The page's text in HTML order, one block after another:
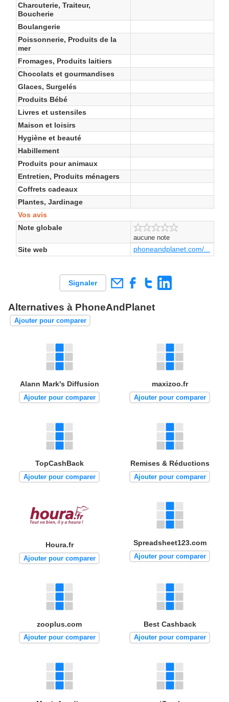
Charcuterie, Traiteur,
Boucherie
Boulangerie
Poissonnerie, Produits de la
mer
Fromages, Produits laitiers
Chocolats et gourmandises
Glaces, Surgelés
Produits Bébé
Livres et ustensiles
Maison et loisirs
Hygiène et beauté
Habillement
Produits pour animaux
Entretien, Produits ménagers
Coffrets cadeaux
Plantes, Jardinage
Vos avis
Note globale
aucune note
Site web phoneandplanet.com/...
Signaler
Alternatives à PhoneAndPlanet
Ajouter pour comparer
Alann Mark's Diffusion
Ajouter pour comparer
maxizoo.fr
Ajouter pour comparer
TopCashBack
Ajouter pour comparer
Remises & Réductions
Ajouter pour comparer
Houra.fr
Ajouter pour comparer
Spreadsheet123.com
Ajouter pour comparer
zooplus.com
Ajouter pour comparer
Best Cashback
Ajouter pour comparer